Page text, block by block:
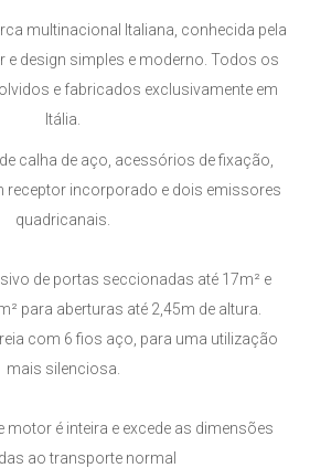
multinacional Italiana, conhecida pela
e design simples e moderno. Todos os
e fabricados exclusivamente em
Itália.
calha de aço, acessórios de fixação,
receptor incorporado e dois emissores
quadricanais.
de portas seccionadas até 17m² e
para aberturas até 2,45m de altura.
com 6 fios aço, para uma utilização
mais silenciosa.
motor é inteira e excede as dimensões
ao transporte normal